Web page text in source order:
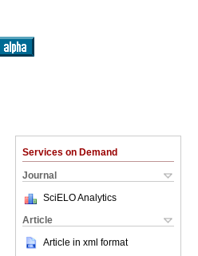
Services on Demand
Journal
SciELO Analytics
Article
Article in xml format